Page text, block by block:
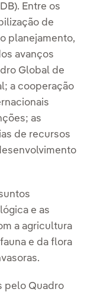
Entre os
de
planejamento,
avanços
Global de
a cooperação
as
de recursos
e as
a agricultura
e da flora
pelo Quadro